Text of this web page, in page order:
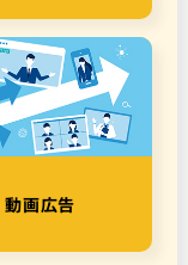
動画広告